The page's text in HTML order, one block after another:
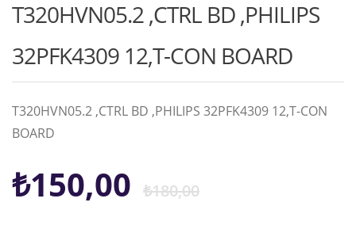
T320HVN05.2 ,CTRL BD ,PHILIPS
32PFK4309 12,T-CON BOARD
T320HVN05.2 ,CTRL BD ,PHILIPS 32PFK4309 12,T-CON
BOARD
₺180,00Orijinal
₺150,00
Şu